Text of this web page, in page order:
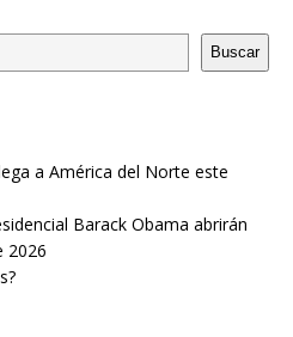
Buscar
a América del Norte este
Barack Obama abrirán
2026